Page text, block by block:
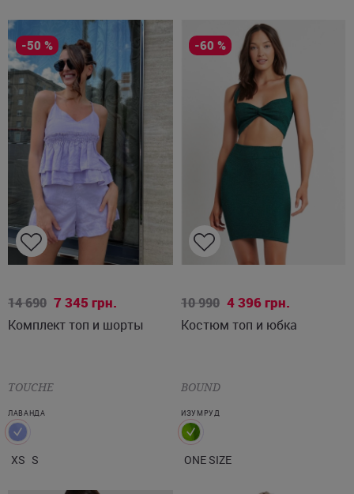
-50 %
14 690 7 345 грн.
Комплект топ и шорты
TOUCHE
ЛАВАНДА
XS S
-60 %
10 990 4 396грн.
Костюм топ и юбка
BOUND
ИЗУМРУД
ONE SIZE